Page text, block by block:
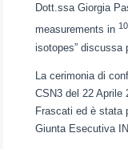
Dott.ssa Giorgia
measurements in
isotopes” discussa
La cerimonia di
CSN3 del 22 Aprile
Frascati ed è stata
Giunta Esecutiva